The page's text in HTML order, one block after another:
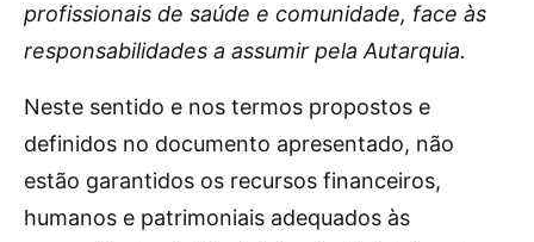
profissionais de saúde e comunidade, face às
responsabilidades a assumir pela Autarquia.
Neste sentido e nos termos propostos e
definidos no documento apresentado, não
estão garantidos os recursos financeiros,
humanos e patrimoniais adequados às